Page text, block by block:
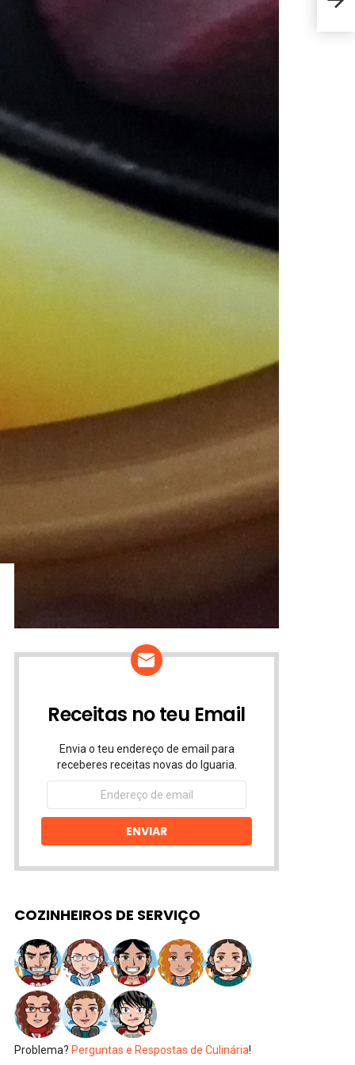
Receitas no teu Email
Envia o teu endereço de email para
receberes receitas novas do Iguaria.
Endereço
email
ENVIAR
COZINHEIROS DE SERVIÇO
Problema? Perguntas e Respostas de Culinária!